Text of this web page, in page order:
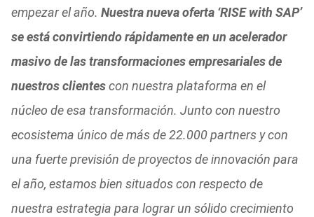
empezar el año. Nuestra nueva oferta ‘RISE with SAP’
se está convirtiendo rápidamente en un acelerador
masivo de las transformaciones empresariales de
nuestros clientescon nuestra plataforma en el
núcleo de esa transformación. Junto con nuestro
ecosistema único de más de 22.000 partners y con
una fuerte previsión de proyectos de innovación para
el año, estamos bien situados con respecto de
nuestra estrategia para lograr un sólido crecimiento